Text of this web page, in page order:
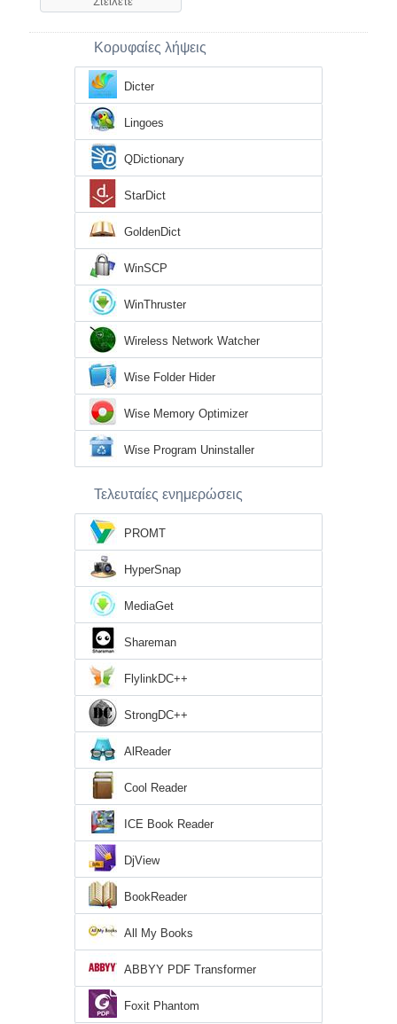
Κορυφαίες λήψεις
Dicter
Lingoes
QDictionary
StarDict
GoldenDict
WinSCP
WinThruster
Wireless Network Watcher
Wise Folder Hider
Wise Memory Optimizer
Wise Program Uninstaller
Τελευταίες ενημερώσεις
PROMT
HyperSnap
MediaGet
Shareman
FlylinkDC++
StrongDC++
AlReader
Cool Reader
ICE Book Reader
DjView
BookReader
All My Books
ABBYY PDF Transformer
Foxit Phantom